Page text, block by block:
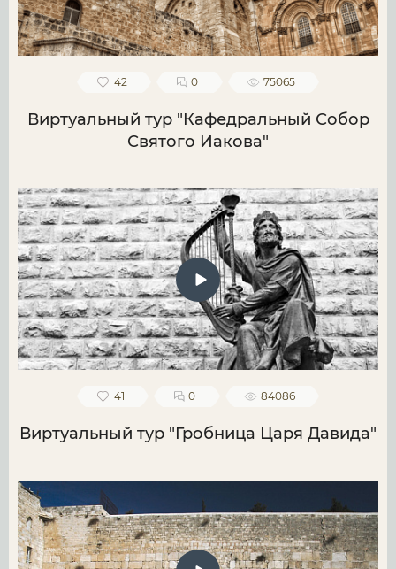
42 0 75065
Виртуальный тур "Кафедральный Собор
Святого Иакова"
41 0 84086
Виртуальный тур "Гробница Царя Давида"